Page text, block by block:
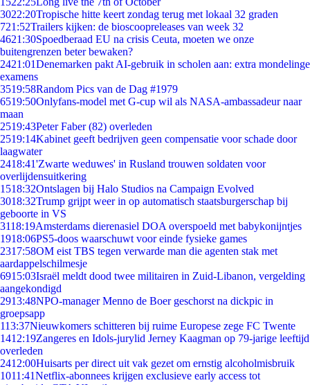
3022:20Tropische hitte keert zondag terug met lokaal 32 graden
721:52Trailers kijken: de bioscoopreleases van week 32
4621:30Spoedberaad EU na crisis Ceuta, moeten we onze
buitengrenzen beter bewaken?
2421:01Denemarken pakt AI-gebruik in scholen aan: extra mondelinge
examens
3519:58Random Pics van de Dag #1979
6519:50Onlyfans-model met G-cup wil als NASA-ambassadeur naar
maan
2519:43Peter Faber (82) overleden
2519:14Kabinet geeft bedrijven geen compensatie voor schade door
laagwater
2418:41'Zwarte weduwes' in Rusland trouwen soldaten voor
overlijdensuitkering
1518:32Ontslagen bij Halo Studios na Campaign Evolved
3018:32Trump grijpt weer in op automatisch staatsburgerschap bij
geboorte in VS
3118:19Amsterdams dierenasiel DOA overspoeld met babykonijntjes
1918:06PS5-doos waarschuwt voor einde fysieke games
2317:58OM eist TBS tegen verwarde man die agenten stak met
aardappelschilmesje
6915:03Israël meldt dood twee militairen in Zuid-Libanon, vergelding
aangekondigd
2913:48NPO-manager Menno de Boer geschorst na dickpic in
groepsapp
113:37Nieuwkomers schitteren bij ruime Europese zege FC Twente
1412:19Zangeres en Idols-jurylid Jerney Kaagman op 79-jarige leeftijd
overleden
2412:00Huisarts per direct uit vak gezet om ernstig alcoholmisbruik
1011:41Netflix-abonnees krijgen exclusieve early access tot